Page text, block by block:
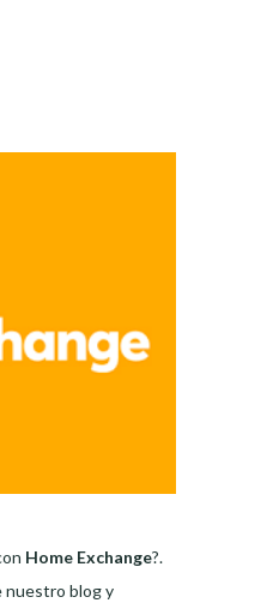
Home Exchange?.
nuestro blog y